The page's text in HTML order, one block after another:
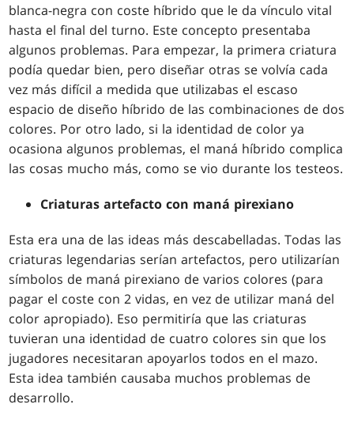
blanca-negra con coste híbrido que le da vínculo vital
hasta el final del turno. Este concepto presentaba
algunos problemas. Para empezar, la primera criatura
podía quedar bien, pero diseñar otras se volvía cada
vez más difícil a medida que utilizabas el escaso
espacio de diseño híbrido de las combinaciones de dos
colores. Por otro lado, si la identidad de color ya
ocasiona algunos problemas, el maná híbrido complica
las cosas mucho más, como se vio durante los testeos.
Criaturas artefacto con maná pirexiano
Esta era una de las ideas más descabelladas. Todas las
criaturas legendarias serían artefactos, pero utilizarían
símbolos de maná pirexiano de varios colores (para
pagar el coste con 2 vidas, en vez de utilizar maná del
color apropiado). Eso permitiría que las criaturas
tuvieran una identidad de cuatro colores sin que los
jugadores necesitaran apoyarlos todos en el mazo.
Esta idea también causaba muchos problemas de
desarrollo.